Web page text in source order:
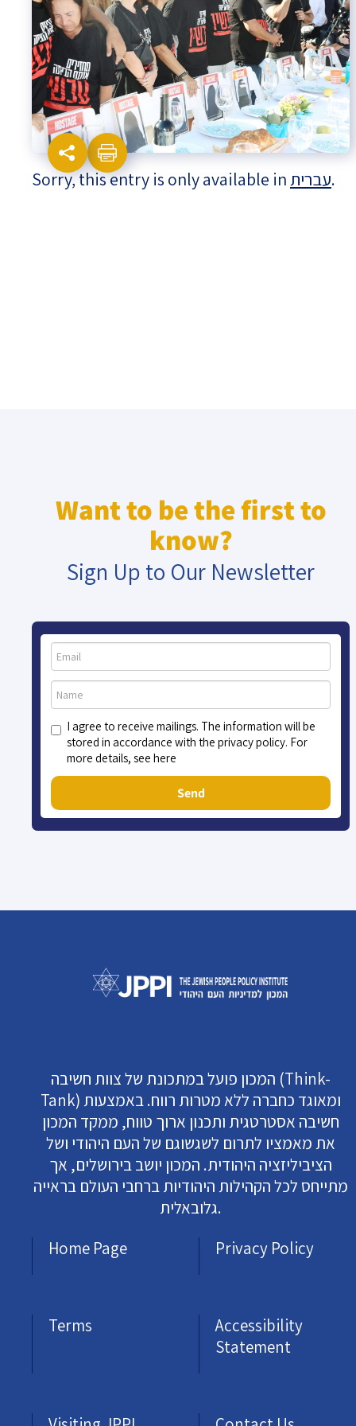
Israel-China Relations
Sorry, this entry is only available inעברית.
Want to be the first to
know?
Sign Up to Our Newsletter
I agree to receive mailings. The information will be
stored in accordance with the privacy policy. For
more details, see here
Send
המכון פועל במתכונת של צוות חשיבה (Think-
Tank) ומאוגד כחברה ללא מטרות רווח. באמצעות
חשיבה אסטרטגית ותכנון ארוך טווח, ממקד המכון
את מאמציו לתרום לשגשוגם של העם היהודי ושל
הציביליזציה היהודית. המכון יושב בירושלים, אך
מתייחס לכל הקהילות היהודיות ברחבי העולם בראייה
גלובאלית.
Home Page
Privacy Policy
Terms
Accessibility
Statement